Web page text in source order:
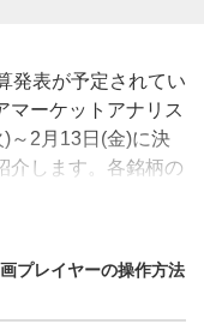
発表が予定されてい
マーケットアナリス
～2月13日(金)に決
介します。各銘柄の
プレイヤーの操作方法